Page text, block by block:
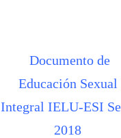
Documento de
Educación Sexual
Integral IELU-ESI
2018